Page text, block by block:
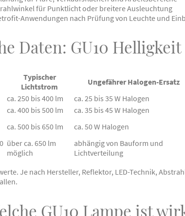
für Punktlicht oder breitere Ausleuchtung
Anwendungen nach Prüfung von Leuchte und
Daten: GU10
Typischer
Lichtstrom
Ungefährer Halogen-Ersatz
ca. 250 bis 400 lm ca. 25 bis 35 W Halogen
ca. 400 bis 500 lm ca. 35 bis 45 W Halogen
ca. 500 bis 650 lm ca. 50 W Halogen
über ca. 650 lm
möglich
abhängig von Bauform und
Lichtverteilung
Je nach Hersteller, Reflektor, LED-Technik,
GU10 Lampe ist